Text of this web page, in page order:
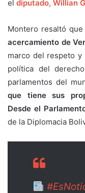
el diputado, Willian
Montero resaltó que
acercamiento de
marco del respeto y
política del
parlamentos del
que tiene sus
Desde el
de la Diplomacia